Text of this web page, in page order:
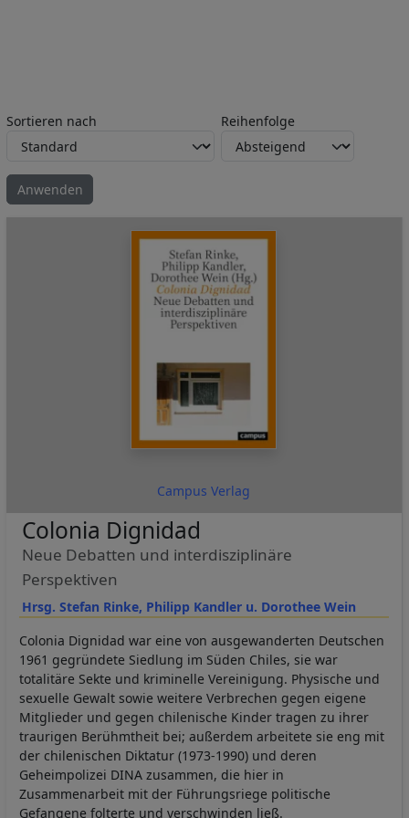
Sortieren nach Reihenfolge
Campus Verlag
Hrsg. Stefan Rinke, Philipp Kandler u. Dorothee Wein
Colonia Dignidad
Neue Debatten und interdisziplinäre
Perspektiven
Colonia Dignidad war eine von ausgewanderten Deutschen
1961 gegründete Siedlung im Süden Chiles, sie war
totalitäre Sekte und kriminelle Vereinigung. Physische und
sexuelle Gewalt sowie weitere Verbrechen gegen eigene
Mitglieder und gegen chilenische Kinder tragen zu ihrer
traurigen Berühmtheit bei; außerdem arbeitete sie eng mit
der chilenischen Diktatur (1973-1990) und deren
Geheimpolizei DINA zusammen, die hier in
Zusammenarbeit mit der Führungsriege politische
Gefangene folterte und verschwinden ließ.